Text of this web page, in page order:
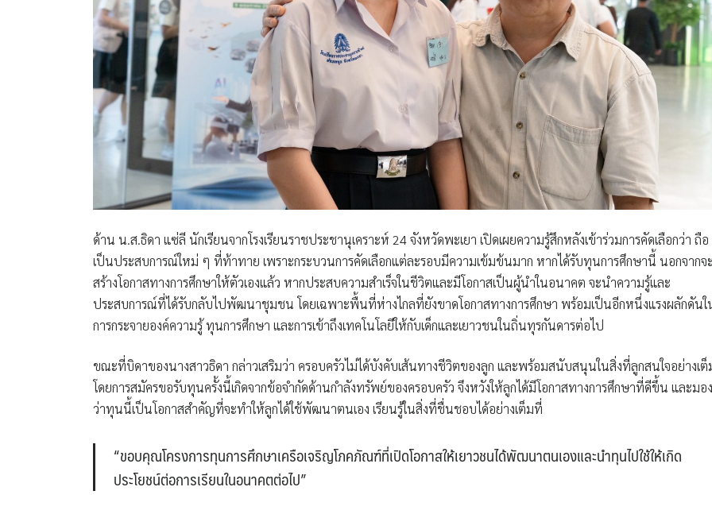
ด้าน น.ส.ธิดา แซ่ลี นักเรียนจากโรงเรียนราชประชานุเคราะห์ 24 จังหวัดพะเยา เปิดเผยความรู้สึกหลังเข้าร่วมการคัดเลือกว่า ถือ
เป็นประสบการณ์ใหม่ ๆ ที่ท้าทาย เพราะกระบวนการคัดเลือกแต่ละรอบมีความเข้มข้นมาก หากได้รับทุนการศึกษานี้ นอกจากจ
สร้างโอกาสทางการศึกษาให้ตัวเองแล้ว หากประสบความสำเร็จในชีวิตและมีโอกาสเป็นผู้นำในอนาคต จะนำความรู้และ
ประสบการณ์ที่ได้รับกลับไปพัฒนาชุมชน โดยเฉพาะพื้นที่ห่างไกลที่ยังขาดโอกาสทางการศึกษา พร้อมเป็นอีกหนึ่งแรงผลักดันใ
การกระจายองค์ความรู้ ทุนการศึกษา และการเข้าถึงเทคโนโลยีให้กับเด็กและเยาวชนในถิ่นทุรกันดารต่อไป
ขณะที่บิดาของนางสาวธิดา กล่าวเสริมว่า ครอบครัวไม่ได้บังคับเส้นทางชีวิตของลูก และพร้อมสนับสนุนในสิ่งที่ลูกสนใจอย่างเ
โดยการสมัครขอรับทุนครั้งนี้เกิดจากข้อจำกัดด้านกำลังทรัพย์ของครอบครัว จึงหวังให้ลูกได้มีโอกาสทางการศึกษาที่ดีขึ้น และมอง
ว่าทุนนี้เป็นโอกาสสำคัญที่จะทำให้ลูกได้ใช้พัฒนาตนเอง เรียนรู้ในสิ่งที่ชื่นชอบได้อย่างเต็มที่
“ขอบคุณโครงการทุนการศึกษาเครือเจริญโภคภัณฑ์ที่เปิดโอกาสให้เยาวชนได้พัฒนาตนเองและนำทุนไปใช้ให้เกิด
ประโยชน์ต่อการเรียนในอนาคตต่อไป”